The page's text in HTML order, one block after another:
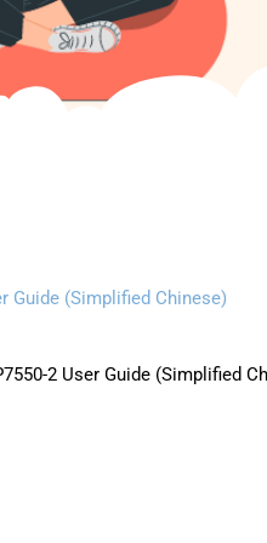
Guide (Simplified Chinese)
2 User Guide (Simplified